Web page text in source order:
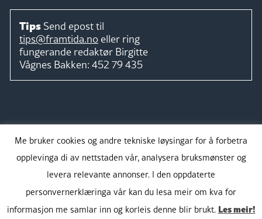
Tips Send epost til
tips@framtida.no eller ring
fungerande redaktør Birgitte
Vågnes Bakken: 452 79 435
Takk for støtta:
Me bruker cookies og andre tekniske løysingar for å forbetra
opplevinga di av nettstaden vår, analysera bruksmønster og
levera relevante annonser. I den oppdaterte
personvernerklæringa vår kan du lesa meir om kva for
informasjon me samlar inn og korleis denne blir brukt. Les meir!